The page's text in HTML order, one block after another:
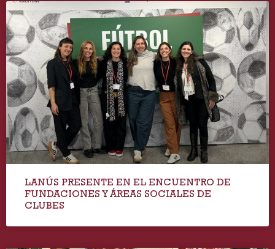
LANÚS PRESENTE EN EL ENCUENTRO DE
FUNDACIONES Y ÁREAS SOCIALES DE
CLUBES